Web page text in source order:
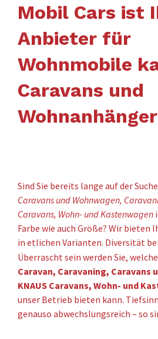
Mobil Cars ist
Anbieter für
Wohnmobile
Caravans und
Wohnanhänger
Sind Sie bereits lange auf der
Caravans und Wohnwagen,
Caravans, Wohn- und Kastenwagen
Farbe wie auch Größe? Wir bieten
in etlichen Varianten. Diversität bei
Überrascht sein werden Sie,
Caravan, Caravaning, Caravans
KNAUS Caravans, Wohn- und
unser Betrieb bieten kann.
genauso abwechslungsreich – so